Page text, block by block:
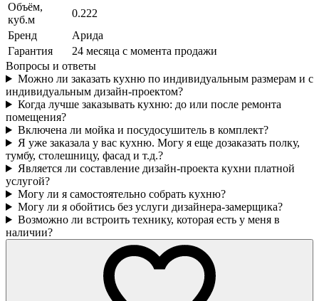
Объём,
куб.м
0.222
Бренд
Арида
Гарантия
24 месяца с момента продажи
Вопросы и ответы
Можно ли заказать кухню по индивидуальным размерам и с
индивидуальным дизайн-проектом?
Когда лучше заказывать кухню: до или после ремонта
помещения?
Включена ли мойка и посудосушитель в комплект?
Я уже заказала у вас кухню. Могу я еще дозаказать полку,
тумбу, столешницу, фасад и т.д.?
Является ли составление дизайн-проекта кухни платной
услугой?
Могу ли я самостоятельно собрать кухню?
Могу ли я обойтись без услуги дизайнера-замерщика?
Возможно ли встроить технику, которая есть у меня в
наличии?